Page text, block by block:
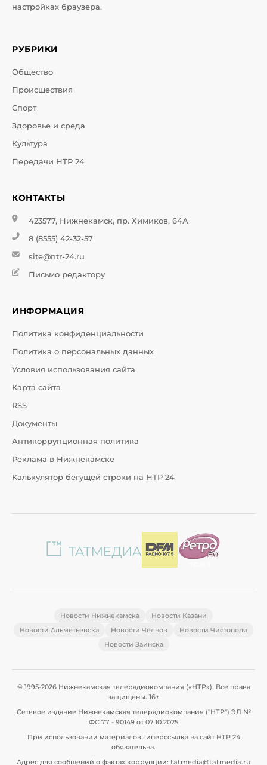
настройках браузера.
РУБРИКИ
Общество
Происшествия
Спорт
Здоровье и среда
Культура
Передачи НТР 24
КОНТАКТЫ
423577, Нижнекамск, пр. Химиков, 64А
8 (8555) 42-32-57
site@ntr-24.ru
Письмо редактору
ИНФОРМАЦИЯ
Политика конфиденциальности
Политика о персональных данных
Условия использования сайта
Карта сайта
RSS
Документы
Антикоррупционная политика
Реклама в Нижнекамске
Калькулятор бегущей строки на НТР 24
Новости Нижнекамска
Новости Казани
Новости Альметьевска
Новости Челнов
Новости Чистополя
Новости Заинска
© 1995-2026 Нижнекамская телерадиокомпания («НТР»). Все права
защищены. 16+
Сетевое издание Нижнекамская телерадиокомпания ("НТР") ЭЛ №
ФС 77 - 90149 от 07.10.2025
При использовании материалов гиперссылка на сайт НТР 24
обязательна.
Адрес для сообщений о фактах коррупции: tatmedia@tatmedia.ru